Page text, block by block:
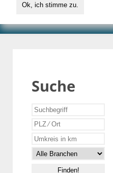
Suche
Ok, ich stimme zu.